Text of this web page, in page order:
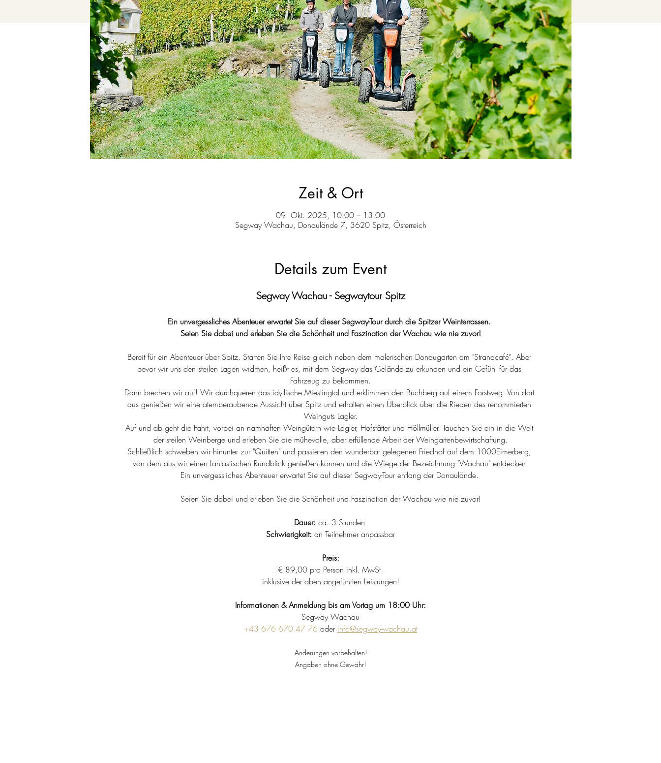
Zeit & Ort
09. Okt. 2025, 10:00 – 13:00
Segway Wachau, Donaulände 7, 3620 Spitz, Österreich
Details zum Event
Segway Wachau - Segwaytour Spitz
Ein unvergessliches Abenteuer erwartet Sie auf dieser Segway-Tour durch die Spitzer Weinterrassen.
Seien Sie dabei und erleben Sie die Schönheit und Faszination der Wachau wie nie zuvor!
Bereit für ein Abenteuer über Spitz. Starten Sie Ihre Reise gleich neben dem malerischen Donaugarten am "Strandcafé". Aber
bevor wir uns den steilen Lagen widmen, heißt es, mit dem Segway das Gelände zu erkunden und ein Gefühl für das
Fahrzeug zu bekommen.
Dann brechen wir auf! Wir durchqueren das idyllische Mieslingtal und erklimmen den Buchberg auf einem Forstweg. Von dort
aus genießen wir eine atemberaubende Aussicht über Spitz und erhalten einen Überblick über die Rieden des renommierten
Weinguts Lagler.
Auf und ab geht die Fahrt, vorbei an namhaften Weingütern wie Lagler, Hofstätter und Höllmüller. Tauchen Sie ein in die Welt
der steilen Weinberge und erleben Sie die mühevolle, aber erfüllende Arbeit der Weingartenbewirtschaftung.
Schließlich schweben wir hinunter zur "Quitten" und passieren den wunderbar gelegenen Friedhof auf dem 1000Eimerberg,
von dem aus wir einen fantastischen Rundblick genießen können und die Wiege der Bezeichnung "Wachau" entdecken.
Ein unvergessliches Abenteuer erwartet Sie auf dieser Segway-Tour entlang der Donaulände.
Seien Sie dabei und erleben Sie die Schönheit und Faszination der Wachau wie nie zuvor!
Dauer: ca. 3 Stunden
Schwierigkeit: an Teilnehmer anpassbar
Preis:
€ 89,00 pro Person inkl. MwSt.
inklusive der oben angeführten Leistungen!
Informationen & Anmeldung bis am Vortag um 18:00 Uhr:
Segway Wachau
+43 676 670 47 76 oder info@segway-wachau.at
Änderungen vorbehalten!
Angaben ohne Gewähr!